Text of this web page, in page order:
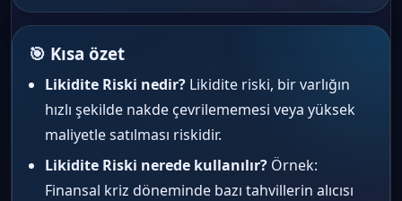
🎯 Kısa özet
Likidite Riski nedir? Likidite riski, bir varlığın
hızlı şekilde nakde çevrilememesi veya yüksek
maliyetle satılması riskidir.
Likidite Riski nerede kullanılır? Örnek:
Finansal kriz döneminde bazı tahvillerin alıcısı